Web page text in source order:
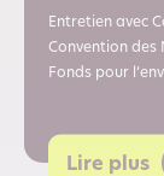
Entretien avec
Convention des
Fonds pour
Lire plus